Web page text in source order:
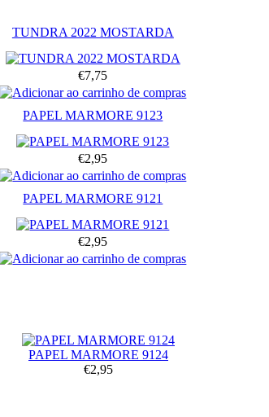
TUNDRA 2022 MOSTARDA
€7,75
PAPEL MARMORE 9123
€2,95
PAPEL MARMORE 9121
€2,95
PAPEL MARMORE 9124
€2,95